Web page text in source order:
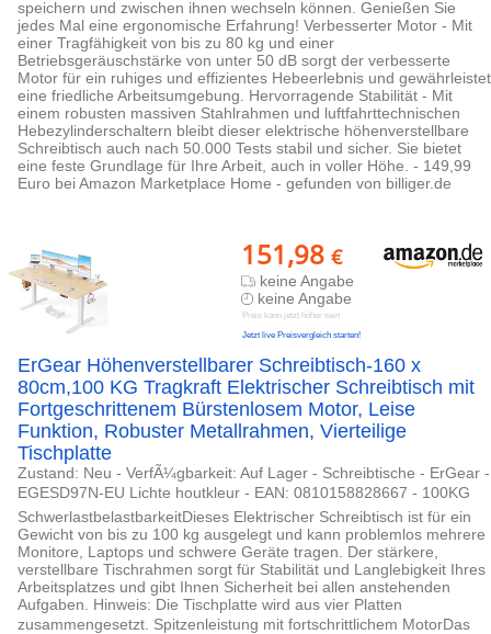
speichern und zwischen ihnen wechseln können. Genießen Sie
jedes Mal eine ergonomische Erfahrung! Verbesserter Motor - Mit
einer Tragfähigkeit von bis zu 80 kg und einer
Betriebsgeräuschstärke von unter 50 dB sorgt der verbesserte
Motor für ein ruhiges und effizientes Hebeerlebnis und gewährleistet
eine friedliche Arbeitsumgebung. Hervorragende Stabilität - Mit
einem robusten massiven Stahlrahmen und luftfahrttechnischen
Hebezylinderschaltern bleibt dieser elektrische höhenverstellbare
Schreibtisch auch nach 50.000 Tests stabil und sicher. Sie bietet
eine feste Grundlage für Ihre Arbeit, auch in voller Höhe. - 149,99
Euro bei Amazon Marketplace Home - gefunden von billiger.de
151,98 €
keine Angabe
keine Angabe
Preis kann jetzt höher sein
Jetzt live Preisvergleich starten!
ErGear Höhenverstellbarer Schreibtisch-160 x
80cm,100 KG Tragkraft Elektrischer Schreibtisch mit
Fortgeschrittenem Bürstenlosem Motor, Leise
Funktion, Robuster Metallrahmen, Vierteilige
Tischplatte
Zustand: Neu - VerfÃ¼gbarkeit: Auf Lager - Schreibtische - ErGear -
EGESD97N-EU Lichte houtkleur - EAN: 0810158828667 - 100KG
SchwerlastbelastbarkeitDieses Elektrischer Schreibtisch ist für ein
Gewicht von bis zu 100 kg ausgelegt und kann problemlos mehrere
Monitore, Laptops und schwere Geräte tragen. Der stärkere,
verstellbare Tischrahmen sorgt für Stabilität und Langlebigkeit Ihres
Arbeitsplatzes und gibt Ihnen Sicherheit bei allen anstehenden
Aufgaben. Hinweis: Die Tischplatte wird aus vier Platten
zusammengesetzt. Spitzenleistung mit fortschrittlichem MotorDas